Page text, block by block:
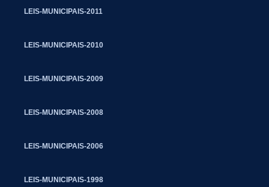
LEIS-MUNICIPAIS-2011
LEIS-MUNICIPAIS-2010
LEIS-MUNICIPAIS-2009
LEIS-MUNICIPAIS-2008
LEIS-MUNICIPAIS-2006
LEIS-MUNICIPAIS-1998